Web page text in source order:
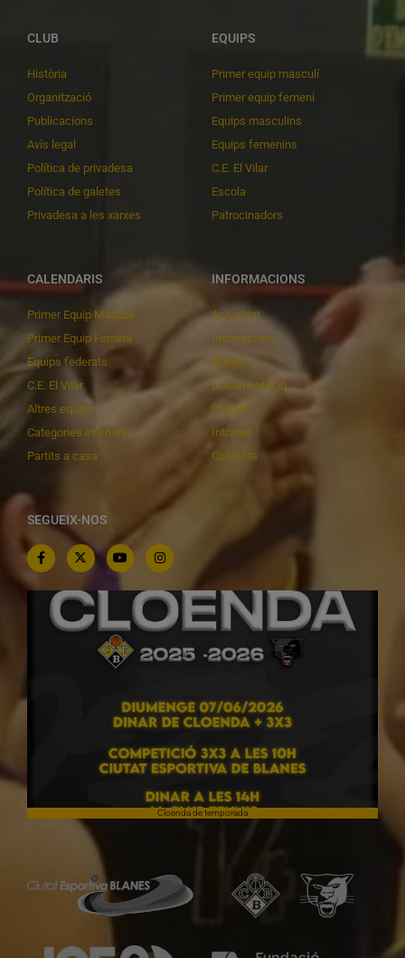
CLUB
Història
Organització
Publicacions
Avís legal
Política de privadesa
Política de galetes
Privadesa a les xarxes
EQUIPS
Primer equip masculí
Primer equip femení
Equips masculins
Equips femenins
C.E. El Vilar
Escola
Patrocinadors
CALENDARIS
Primer Equip Masculí
Primer Equip Femení
Equips federats
C.E. El Vilar
Altres equips
Categories inferiors
Partits a casa
INFORMACIONS
Actualitat
Inscripcions
Botiga
Documentació
Playoff
Intranet
Contacte
SEGUEIX-NOS
Cloenda de temporada